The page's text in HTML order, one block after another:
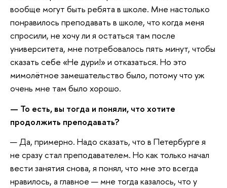
вообще могут быть ребята в школе. Мне настолько
понравилось преподавать в школе, что когда меня
спросили, не хочу ли я остаться там после
университета, мне потребовалось пять минут, чтобы
сказать себе «Не дури!» и отказаться. Но это
мимолётное замешательство было, потому что уж
очень мне там было хорошо.
— То есть, вы тогда и поняли, что хотите
продолжить преподавать?
— Да, примерно. Надо сказать, что в Петербурге я
не сразу стал преподавателем. Но как только начал
вести занятия снова, я понял, что мне это всегда
нравилось, а главное — мне тогда казалось, что у